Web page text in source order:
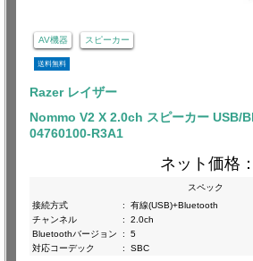
AV機器 スピーカー
送料無料
Razer レイザー
Nommo V2 X 2.0ch スピーカー USB/
04760100-R3A1
ネット価格：
スペック
接続方式
:
有線(USB)+Bluetooth
チャンネル
:
2.0ch
Bluetoothバージョン
:
5
対応コーデック
: SBC